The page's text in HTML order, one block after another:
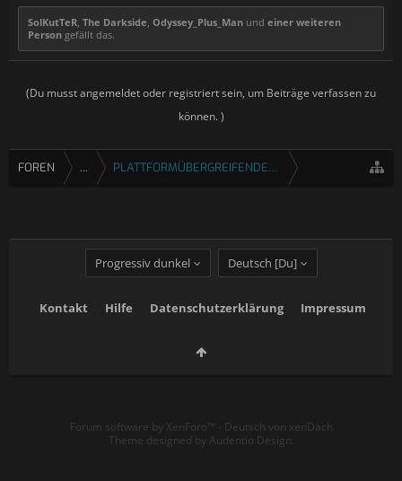
SolKutTeR The Darkside Odyssey_Plus_Man und einer weiteren
Person gefällt das.
(Du musst angemeldet oder registriert sein, um Beiträge verfassen zu
können. )
FOREN ... PLATTFORMÜBERGREIFENDE SPIELE
Progressiv dunkel Deutsch [Du]
Kontakt Hilfe Datenschutzerklärung Impressum
Forum software by XenForo™ - Deutsch von xenDach
Theme designed by Audentio Design.